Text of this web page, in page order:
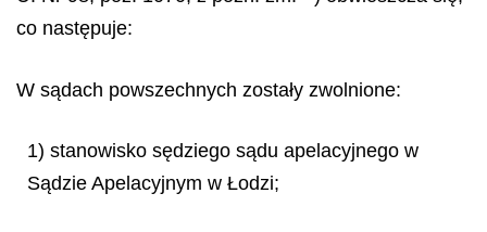
co następuje:
W sądach powszechnych zostały zwolnione:
1) stanowisko sędziego sądu apelacyjnego w
Sądzie Apelacyjnym w Łodzi;